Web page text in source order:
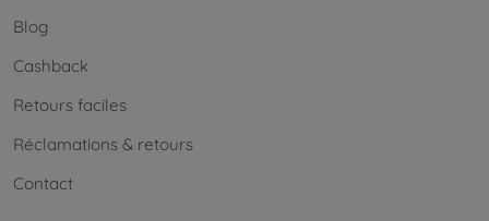
Blog
Cashback
Retours faciles
Réclamations & retours
Contact